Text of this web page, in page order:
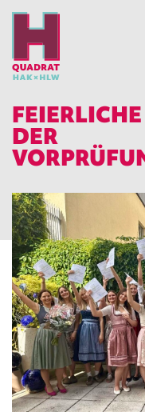
DER